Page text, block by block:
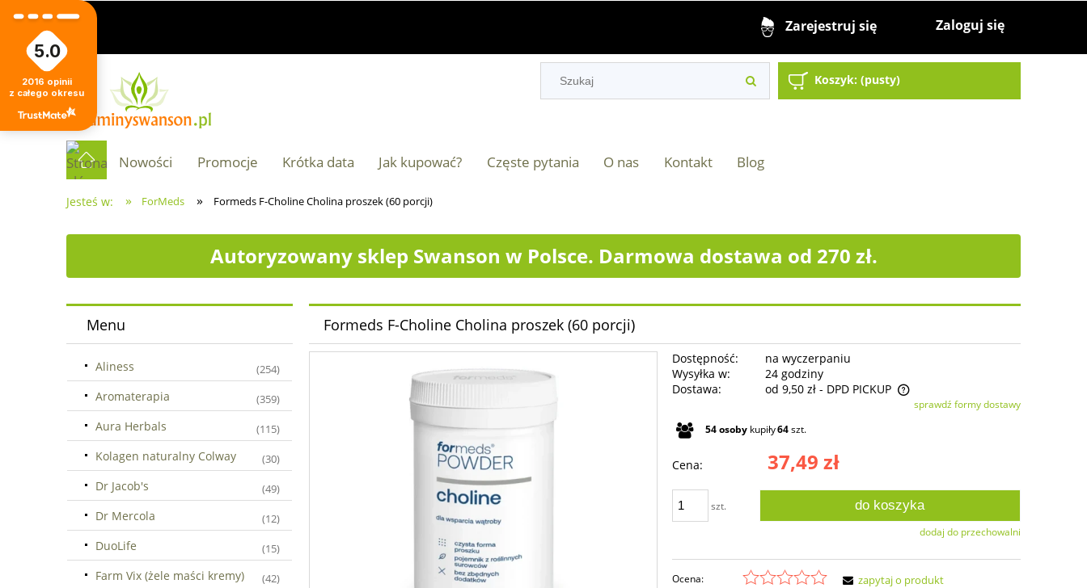
Zarejestruj się Zaloguj się
Koszyk: (pusty)
Nowości Promocje Krótka data Jak kupować? Częste pytania O nas Kontakt Blog
Jesteś w: » ForMeds » Formeds F-Choline Cholina proszek (60 porcji)
Autoryzowany sklep Swanson w Polsce. Darmowa dostawa od 270 zł.
Menu
Aliness (254)
Aromaterapia (359)
Aura Herbals (115)
Kolagen naturalny Colway (30)
Dr Jacob's (49)
Dr Mercola (12)
DuoLife (15)
Farm Vix (żele maści kremy) (42)
Formeds F-Choline Cholina proszek (60 porcji)
Dostępność:
na wyczerpaniu
Wysyłka w:
24 godziny
Dostawa:
od 9,50 zł - DPD PICKUP
Cena nie zawiera ewentualnych kosztów
płatności
sprawdź formy dostawy
54osoby kupiły64szt.
Cena: 37,49 zł
szt. do koszyka
dodaj do przechowalni
Ocena:
zapytaj o produkt
5.0
2016 opinii
z całego okresu